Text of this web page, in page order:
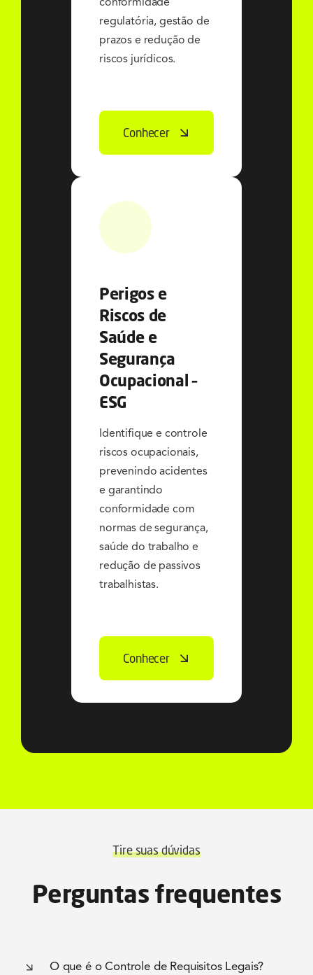
regulatória, gestão de
prazos e redução de
riscos jurídicos.
Conhecer
Perigos e
Riscos de
Saúde e
Segurança
Ocupacional –
ESG
Identifique e controle
riscos ocupacionais,
prevenindo acidentes
e garantindo
conformidade com
normas de segurança,
saúde do trabalho e
redução de passivos
trabalhistas.
Conhecer
Tire suas dúvidas
Perguntas frequentes
O que é o Controle de Requisitos Legais?